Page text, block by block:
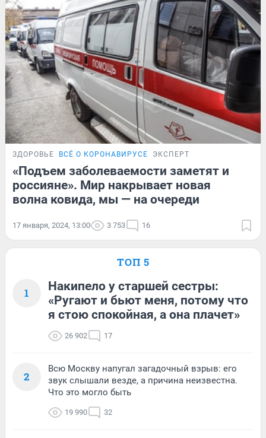
ЗДОРОВЬЕ ВСЁ О КОРОНАВИРУСЕ ЭКСПЕРТ
«Подъем заболеваемости заметят и
россияне». Мир накрывает новая
волна ковида, мы — на очереди
17 января, 2024, 13:00 3 753 16
ТОП 5
1
Накипело у старшей сестры:
«Ругают и бьют меня, потому что
я стою спокойная, а она плачет»
26 902 17
2
Всю Москву напугал загадочный взрыв: его
звук слышали везде, а причина неизвестна.
Что это могло быть
19 990 32